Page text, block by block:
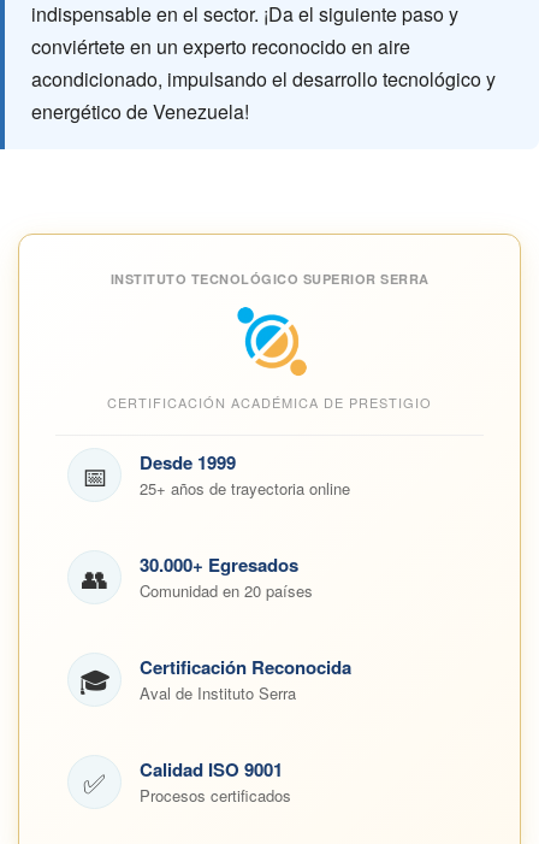
indispensable en el sector. ¡Da el siguiente paso y
conviértete en un experto reconocido en aire
acondicionado, impulsando el desarrollo tecnológico y
energético de Venezuela!
INSTITUTO TECNOLÓGICO SUPERIOR SERRA
CERTIFICACIÓN ACADÉMICA DE PRESTIGIO
📅 Desde 1999
25+ años de trayectoria online
👥 30.000+ Egresados
Comunidad en 20 países
🎓 Certificación Reconocida
Aval de Instituto Serra
✅ Calidad ISO 9001
Procesos certificados